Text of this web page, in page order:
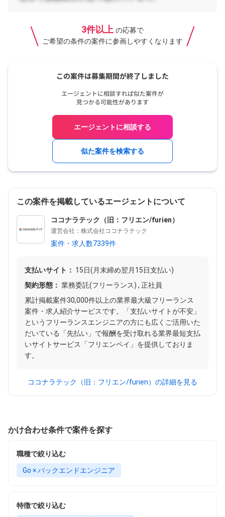
3件以上 の応募で
ご希望の条件の案件に参画しやすくなります
エージェントに相談する
似た案件を検索する
この案件を掲載しているエージェントについて
ココナラテック（旧：フリエン/furien）
運営会社：株式会社ココナラテック
案件・求人数7339件
支払いサイト： 15日(月末締め翌月15日支払い)
契約形態： 業務委託(フリーランス) , 正社員
累計掲載案件30,000件以上の業界最大級フリーランス
案件・求人紹介サービスです。「支払いサイトが不安」
というフリーランスエンジニアの方にも広くご活用いた
だいている「先払い」で報酬を受け取れる業界最短支払
いサイトサービス「フリエンペイ」を提供しておりま
す。
ココナラテック（旧：フリエン/furien）の詳細を見る
かけ合わせ条件で案件を探す
職種で絞り込む
Go × バックエンドエンジニア
特徴で絞り込む